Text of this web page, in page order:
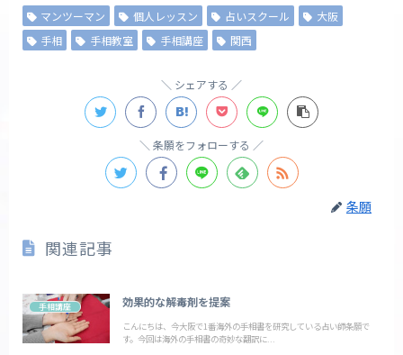
マンツーマン 個人レッスン 占いスクール
大阪
手相
手相教室 手相講座 関西
シェアする
条願をフォローする
条願
関連記事
手相講座 効果的な解毒剤を提案
こんにちは、今大阪で1番海外の手相書を研究している占い師条願で
す。今回は海外の手相書の奇妙な翻訳に...